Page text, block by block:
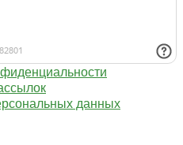
данных